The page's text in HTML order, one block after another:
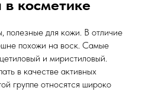
косметике
полезные для кожи. В отличие
похожи на воск. Самые
и миристиловый.
в качестве активных
группе относятся широко